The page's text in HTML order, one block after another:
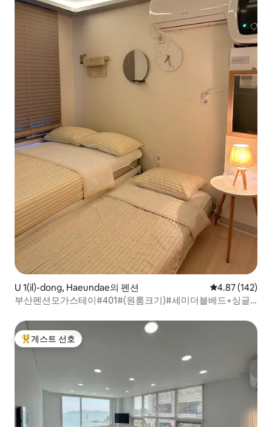
U 1(il)-dong, Haeundae의 펜션 평점 4.87점(5
4.87 (142)
부산펜션모가스테이#401#(원룸크기)#세미더블베드+싱글
상위 게스트 선호
게스트 선호